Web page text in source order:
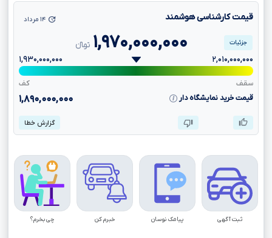
قیمت کارشناسی هوشمند
۱,۹۷۰,۰۰۰,۰۰۰ تومانءءء
۱۴ مرداد
جزئیات
۲,۰۱۰,۰۰۰,۰۰۰ ۱,۹۳۰,۰۰۰,۰۰۰
سقف
کف
قیمت خرید نمایشگاه دار
۱,۸۹۰,۰۰۰,۰۰۰
گزارش خطا
ثبت آگهی پیامک نوسان خبرم کن چی بخرم؟